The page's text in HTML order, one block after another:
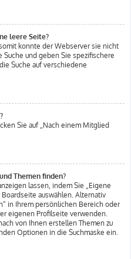
leere Seite?
konnte der Webserver sie nicht
und geben Sie spezifischere
Suche auf verschiedene
Sie auf „Nach einem Mitglied
Themen finden?
lassen, indem Sie „Eigene
auswählen. Alternativ
in Ihrem persönlichen Bereich oder
eigenen Profilseite verwenden.
von Ihnen erstellen Themen zu
Optionen in die Suchmaske ein.